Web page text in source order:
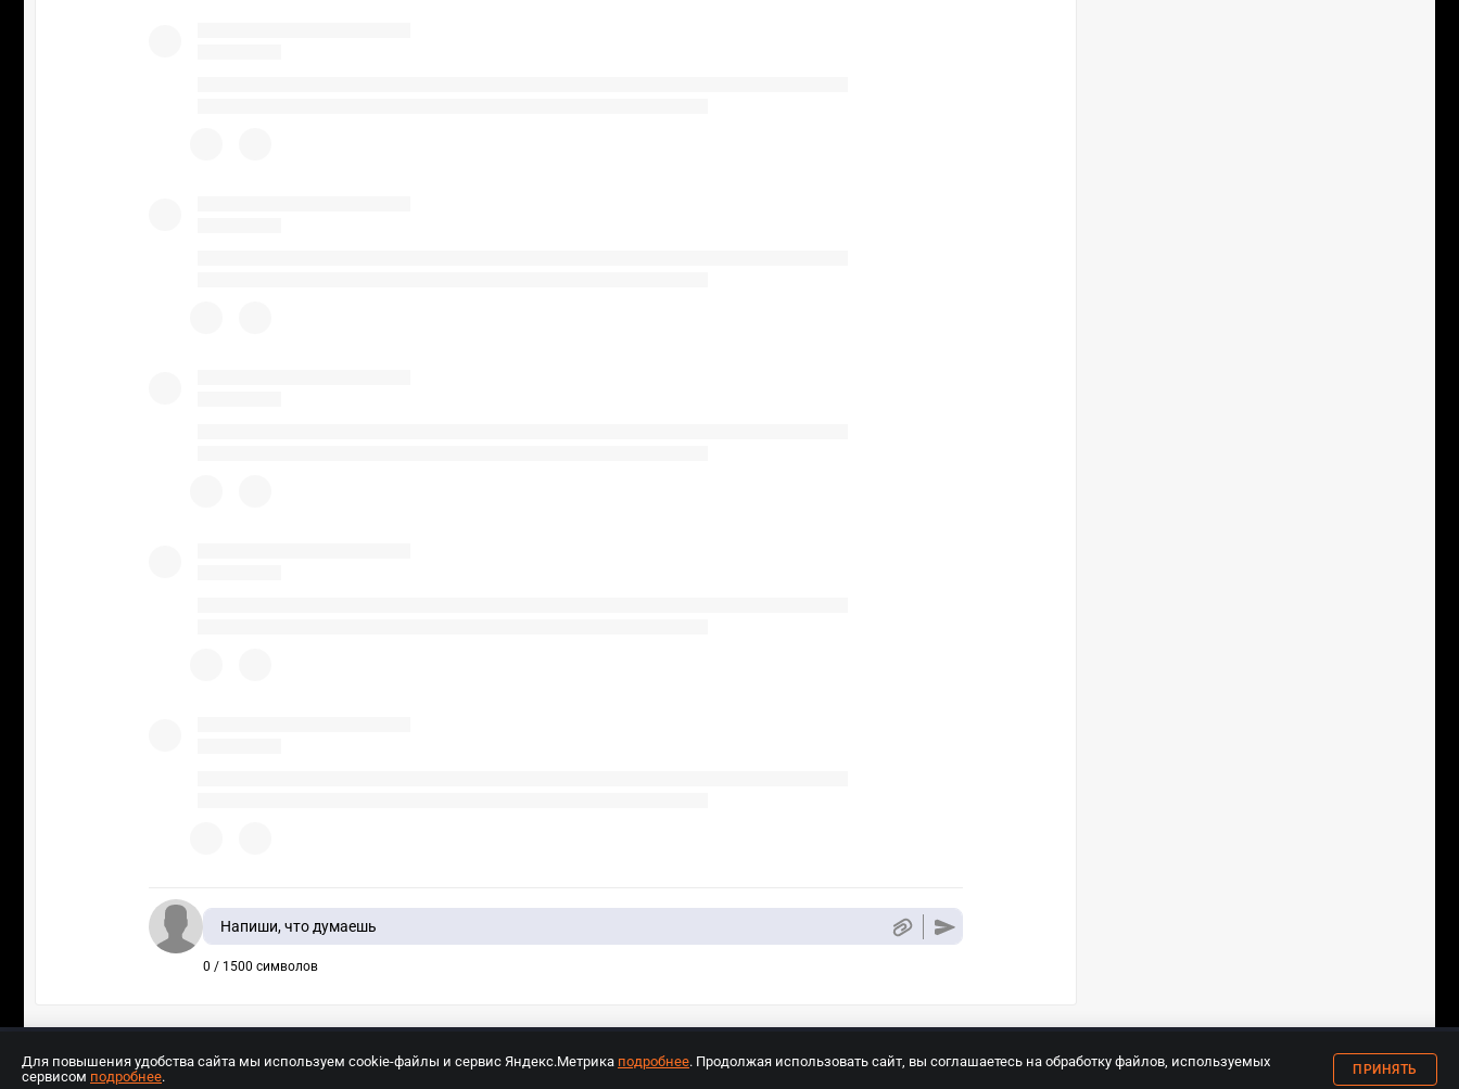
Напиши, что думаешь
0 / 1500 символов
18+
Для повышения удобства сайта мы используем cookie-файлы и сервис Яндекс.Метрика подробнее. Продолжая использовать сайт, вы соглашаетесь на обработку файлов, используемых
сервисом подробнее. ПРИНЯТЬ